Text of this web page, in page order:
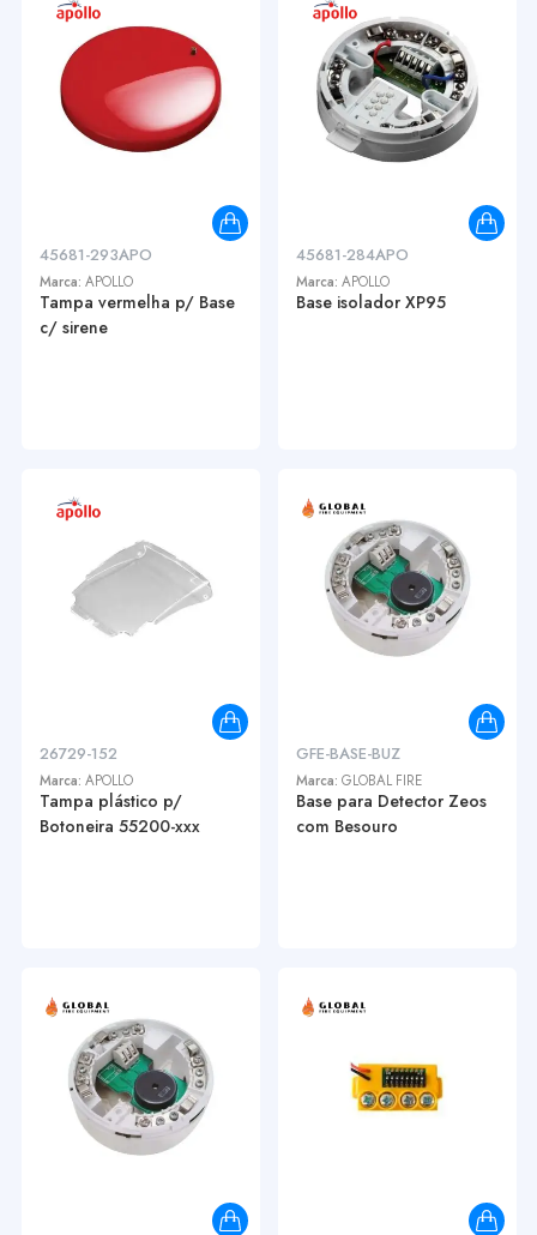
45681-293APO
Marca: APOLLO
Tampa vermelha p/ Base
c/ sirene
45681-284APO
Marca: APOLLO
Base isolador XP95
26729-152
Marca: APOLLO
Tampa plástico p/
Botoneira 55200-xxx
GFE-BASE-BUZ
Marca: GLOBAL FIRE
Base para Detector Zeos
com Besouro